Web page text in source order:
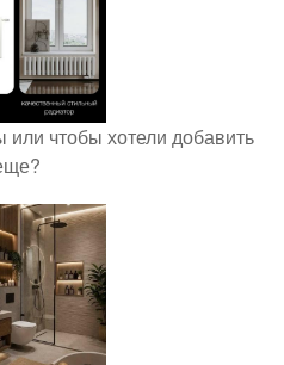
чтобы хотели добавить